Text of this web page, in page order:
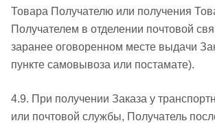
Товара Получателю или получения
Получателем в отделении почтовой
заранее оговоренном месте выдачи
пункте самовывоза или постамате).
4.9. При получении Заказа у
или почтовой службы, Получатель